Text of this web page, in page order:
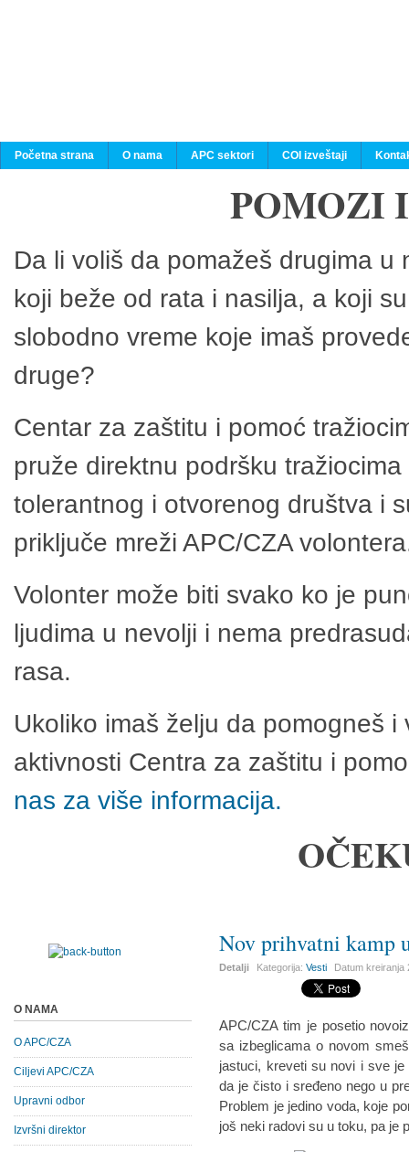
Početna strana O nama APC sektori COI izveštaji
POMOZI
Da li voliš da pomažeš drugima
koji beže od rata i nasilja, a koji
slobodno vreme koje imaš
druge?
Centar za zaštitu i pomoć
pruže direktnu podršku
tolerantnog i otvorenog društva i
priključe mreži APC/CZA
Volonter može biti svako ko je
ljudima u nevolji i nema
rasa.
Ukoliko imaš želju da pomogneš
aktivnosti Centra za zaštitu i
nas za više informacija.
Nov prihvatni kamp
Detalji Kategorija:Vesti Datum kreiranja
APC/CZA tim je posetio
sa izbeglicama o novom
jastuci, kreveti su novi i sve
da je čisto i sređeno nego u
Problem je jedino voda, koje
još neki radovi su u toku, pa je
O NAMA
O APC/CZA
Ciljevi APC/CZA
Upravni odbor
Izvršni direktor